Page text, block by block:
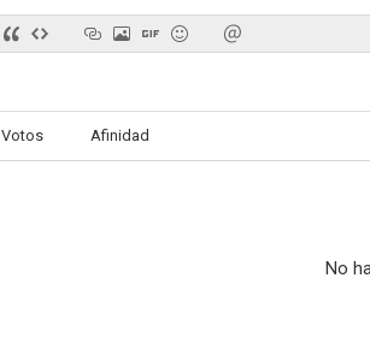
Votos Afinidad
No